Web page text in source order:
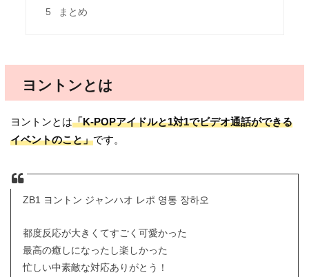
5 まとめ
ヨントンとは
ヨントンとは「K-POPアイドルと1対1でビデオ通話ができる
イベントのこと」です。
ZB1 ヨントン ジャンハオ レポ 영통 장하오
都度反応が大きくてすごく可愛かった
最高の癒しになったし楽しかった
忙しい中素敵な対応ありがとう！